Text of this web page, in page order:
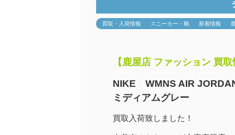
買取・入荷情報 スニーカー・靴 新着情報
【鹿屋店 ファッション 買取
NIKE WMNS AIR
ミディアムグレー
買取入荷致しました！